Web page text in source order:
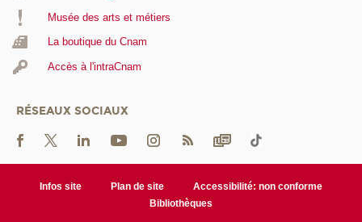
Musée des arts et métiers
La boutique du Cnam
Accès à l'intraCnam
RÉSEAUX SOCIAUX
Infos site Plan de site
Accessibilité: non conforme
Bibliothèques